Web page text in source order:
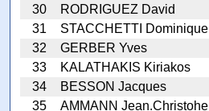
30
RODRIGUEZ David
31
STACCHETTI Dominique
32
GERBER Yves
33
KALATHAKIS Kiriakos
34
BESSON Jacques
35
AMMANN Jean.Christohe